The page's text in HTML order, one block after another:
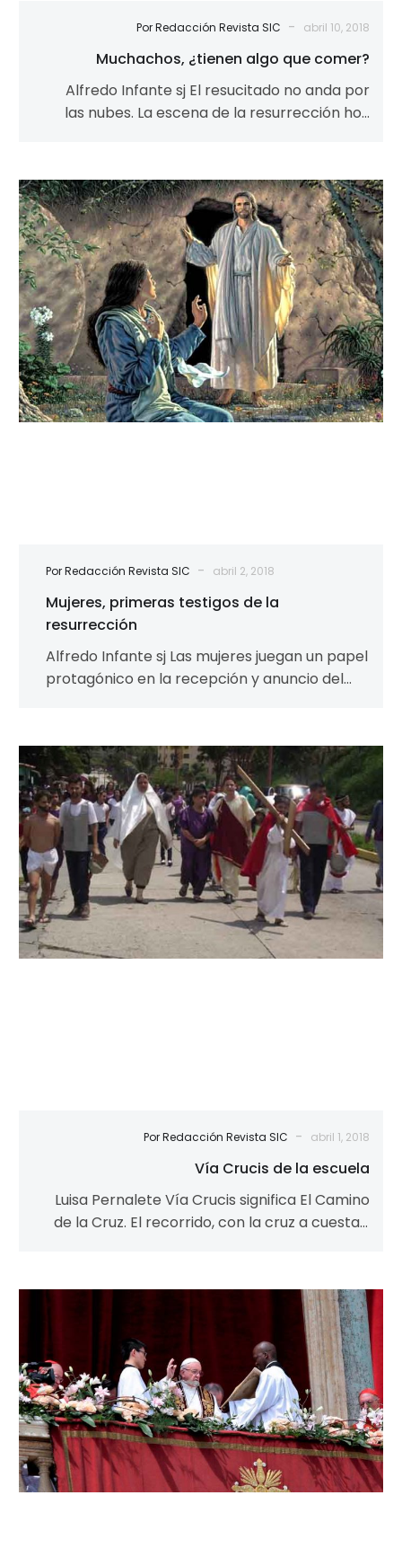
Por Redacción Revista SIC - abril 10, 2018
Muchachos, ¿tienen algo que comer?
Alfredo Infante sj El resucitado no anda por
las nubes. La escena de la resurrección hoy
Mujeres,
primeras
testigos
de
la
resurrección
Por Redacción Revista SIC - abril 2, 2018
Mujeres, primeras testigos de la
resurrección
Alfredo Infante sj Las mujeres juegan un papel
protagónico en la recepción y anuncio del
Vía
Crucis
de
la
escuela
Por Redacción Revista SIC - abril 1, 2018
Vía Crucis de la escuela
Luisa Pernalete Vía Crucis significa El Camino
de la Cruz. El recorrido, con la cruz a cuestas,
Papa
Francisco